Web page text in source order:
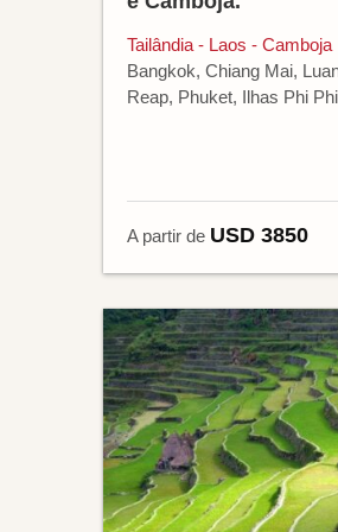
Tailândia - Laos - Camboja
Bangkok, Chiang Mai,
Reap, Phuket, Ilhas Phi Phi
A partir de USD 3850